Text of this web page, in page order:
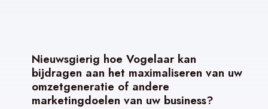
Nieuwsgierig hoe Vogelaar kan
bijdragen aan het maximaliseren van uw
omzetgeneratie of andere
marketingdoelen van uw business?